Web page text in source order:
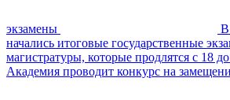
экзамены
В
начались итоговые государственные
магистратуры, которые продлятся с 18
Академия проводит конкурс на